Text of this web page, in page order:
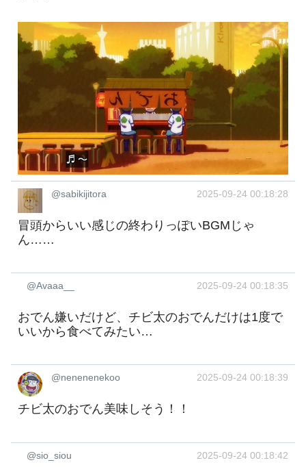
@sabikijitora 2025-09-24 00:18:28
冒頭からいい感じの終わりっぽいBGMじゃ
ん……
@Avaaa__ 2025-09-24 00:18:35
おでん嫌いだけど、チビ太のおでんだけは1度で
いいから食べてみたい…
@nenenenekoo 2025-09-24 00:18:39
チビ太のおでん美味しそう！！
@sio_siou 2025-09-24 00:18:42